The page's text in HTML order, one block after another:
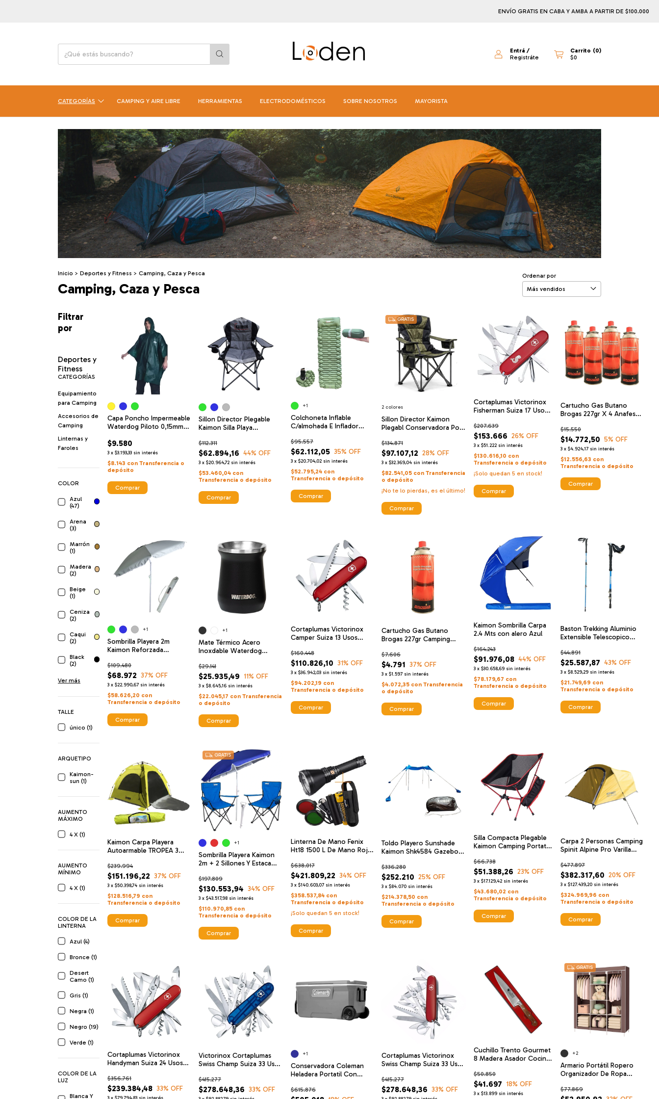
ENVÍO GRATIS EN CABA Y AMBA A PARTIR DE $100.000 ¡PAGA
Entrá /
Registráte
Carrito (0)
$0
CATEGORÍAS CAMPING Y AIRE LIBRE HERRAMIENTAS ELECTRODOMÉSTICOS SOBRE NOSOTROS MAYORISTA
Inicio > Deportes y Fitness > Camping, Caza y Pesca
Camping, Caza y Pesca
Ordenar por
Filtrar
por
Deportes y
Fitness
CATEGORÍAS
Equipamiento
para Camping
Accesorios de
Camping
Linternas y
Faroles
COLOR
Azul
(47)
Arena
(3)
Marrón
(1)
Madera
(2)
Beige
(1)
Ceniza
(2)
Caqui
(2)
Black
(2)
Ver más
TALLE
único (1)
ARQUETIPO
Kaimon-
sun (1)
AUMENTO
MÁXIMO
4 X (1)
AUMENTO
MÍNIMO
4 X (1)
COLOR DE LA
LINTERNA
Azul (4)
Bronce (1)
Desert
Camo (1)
Gris (1)
Negra (1)
Negro (19)
Verde (1)
COLOR DE LA
LUZ
Blanca Y
Capa Poncho Impermeable
Waterdog Piloto 0,15mm
$9.580
3 x $3.193,33 sin interés
$8.143 con Transferencia o
depósito
Comprar
Sillon Director Plegable
Kaimon Silla Playa
$62.894,16
$112.311
44% OFF
3 x $20.964,72 sin interés
$53.460,04 con
Transferencia o depósito
Comprar
Colchoneta Inflable
C/almohada E Inflador
$62.112,05
$95.557
35% OFF
3 x $20.704,02 sin interés
$52.795,24 con
Transferencia o depósito
+1
Comprar
GRATIS
Sillon Director Kaimon
Plegabl Conservadora Posa
$97.107,12
$134.871
28% OFF
3 x $32.369,04 sin interés
$82.541,05 con Transferencia
o depósito
¡No te lo pierdas, es el último!
2 colores
Comprar
Cortaplumas Victorinox
Fisherman Suiza 17 Usos
$153.666
$207.639
26% OFF
3 x $51.222 sin interés
$130.616,10 con
Transferencia o depósito
¡Solo quedan 5 en stock!
Comprar
Cartucho Gas Butano
Brogas 227gr X 4 Anafes
$14.772,50
$15.550
5% OFF
3 x $4.924,17 sin interés
$12.556,63 con
Transferencia o depósito
Sombrilla Playera 2m
Kaimon Reforzada
$68.972
$109.480
37% OFF
3 x $22.990,67 sin interés
$58.626,20 con
Transferencia o depósito
+1
Comprar
Mate Térmico Acero
Inoxdable Waterdog
$25.935,49
$29.141
11% OFF
3 x $8.645,16 sin interés
$22.045,17 con Transferencia
o depósito
+1
Comprar
Cortaplumas Victorinox
Camper Suiza 13 Usos
$110.826,10
$160.448
31% OFF
3 x $36.942,03 sin interés
$94.202,19 con
Transferencia o depósito
Comprar
Cartucho Gas Butano
Brogas 227gr Camping
$4.791
$7.606
37% OFF
3 x $1.597 sin interés
$4.072,35 con Transferencia
o depósito
Kaimon Sombrilla Carpa
2.4 Mts con alero Azul
$91.976,08
$164.243
44% OFF
3 x $30.658,69 sin interés
$78.179,67 con
Transferencia o depósito
Baston Trekking Aluminio
Extensible Telescopico
$25.587,87
$44.891
43% OFF
3 x $8.529,29 sin interés
$21.749,69 con
Transferencia o depósito
Kaimon Carpa Playera
Autoarmable TROPEA 3
cierre y mosquitero Verde
$151.196,22
$239.994
37% OFF
3 x $50.398,74 sin interés
$128.516,79 con
Transferencia o depósito
GRATIS
Sombrilla Playera Kaimon
2m + 2 Sillones Y Estaca
$130.553,94
$197.809
34% OFF
3 x $43.517,98 sin interés
$110.970,85 con
Transferencia o depósito
+1
Comprar
Linterna De Mano Fenix
Ht18 1500 L De Mano Rojo
$421.809,22
$638.017
34% OFF
3 x $140.603,07 sin interés
$358.537,84 con
Transferencia o depósito
¡Solo quedan 5 en stock!
Comprar
Toldo Playero Sunshade
Kaimon Shk4584 Gazebo 4
$252.210
$336.280
25% OFF
3 x $84.070 sin interés
$214.378,50 con
Transferencia o depósito
Comprar
Silla Compacta Plegable
Kaimon Camping Portatil
$51.388,26
$66.738
23% OFF
3 x $17.129,42 sin interés
$43.680,02 con
Transferencia o depósito
Comprar
Carpa 2 Personas Camping
Spinit Alpine Pro Varilla
$382.317,60
$477.897
20% OFF
3 x $127.439,20 sin interés
$324.969,96 con
Transferencia o depósito
Comprar
Cortaplumas Victorinox
Handyman Suiza 24 Usos
$239.384,48
$356.761
33% OFF
Victorinox Cortaplumas
Swiss Champ Suiza 33 Usos
$278.648,36
$415.277
33% OFF
Conservadora Coleman
Heladera Portatil Con
$615.876
+1
Cortaplumas Victorinox
Swiss Champ Suiza 33 Uso
$278.648,36
$415.277
33% OFF
Cuchillo Trento Gourmet
8 Madera Asador Cocina
$41.697
$50.850
18% OFF
3 x $13.899 sin interés
GRATIS
Armario Portátil Ropero
Organizador De Ropa
$77.869
+2